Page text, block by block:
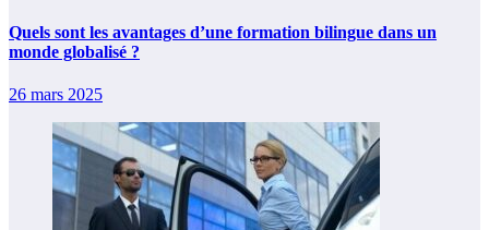
Quels sont les avantages d’une formation bilingue dans un
monde globalisé ?
26 mars 2025